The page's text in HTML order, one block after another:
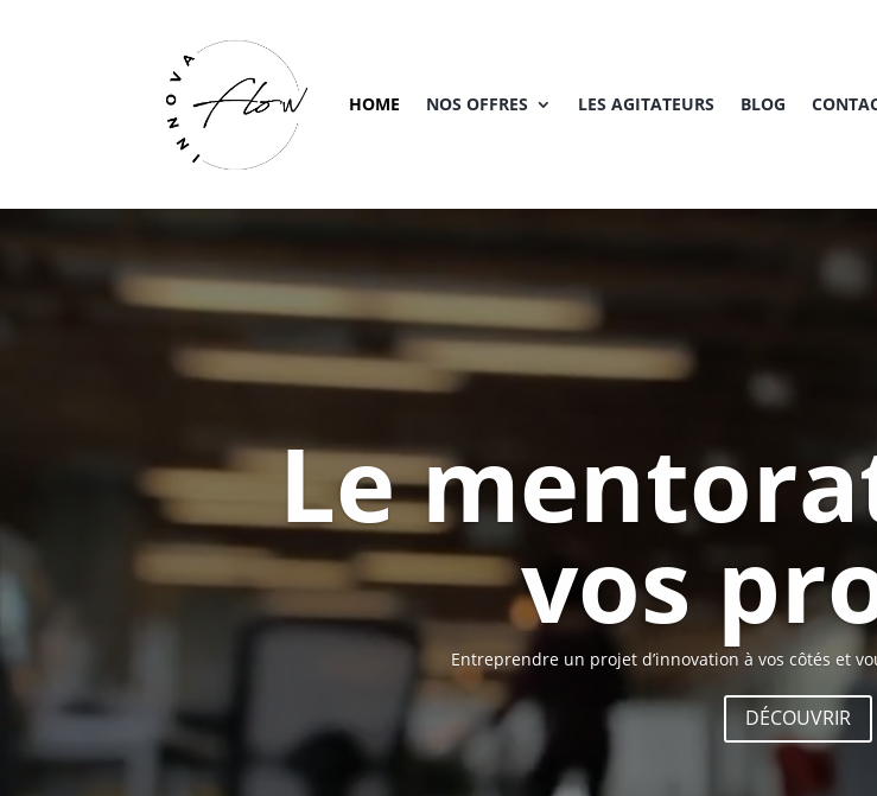
HOME NOS OFFRES LES AGITATEURS BLOG
Le
vos
Entreprendre un projet d’innovation à vos côtés et
DÉCOUVRIR